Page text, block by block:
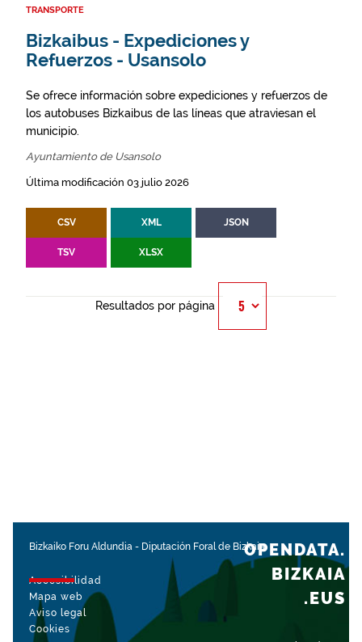
TRANSPORTE
Bizkaibus - Expediciones y
Refuerzos - Usansolo
Se ofrece información sobre expediciones y refuerzos de
los autobuses Bizkaibus de las líneas que atraviesan el
municipio.
Ayuntamiento de Usansolo
Última modificación 03 julio 2026
CSV XML JSON
TSV XLSX
Resultados por página
Bizkaiko Foru Aldundia - Diputación Foral de Bizkaia
Accesibilidad
Mapa web
Aviso legal
Cookies
OPENDATA.
BIZKAIA
.EUS